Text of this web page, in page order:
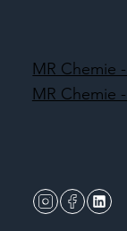
MR Chemie
MR Chemie